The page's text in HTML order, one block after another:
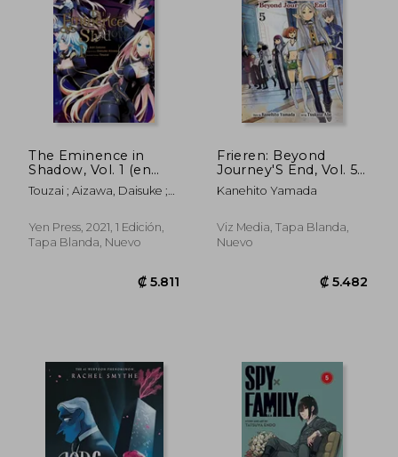
₡ 14.692
The Eminence in
Shadow, Vol. 1 (en
Inglés)
Touzai ; Aizawa, Daisuke ;
Yen Press, 2021, 1 Edición,
Tapa Blanda, Nuevo
Frieren: Beyond
Journey'S End, Vol. 5
(5) (en Inglés)
Kanehito Yamada
Viz Media, Tapa Blanda,
Nuevo